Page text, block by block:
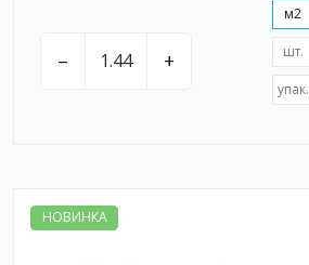
– +
м2
шт.
упак.
НОВИНКА